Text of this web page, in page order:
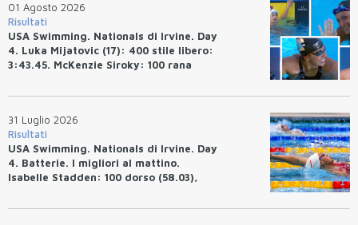
01 Agosto 2026
Risultati
USA Swimming. Nationals di Irvine. Day
4. Luka Mijatovic (17): 400 stile libero:
3:43.45. McKenzie Siroky: 100 rana
Avakov: 100 rana (58.87).
31 Luglio 2026
Risultati
USA Swimming. Nationals di Irvine. Day
4. Batterie. I migliori al mattino.
Isabelle Stadden: 100 dorso (58.03),
tempo.